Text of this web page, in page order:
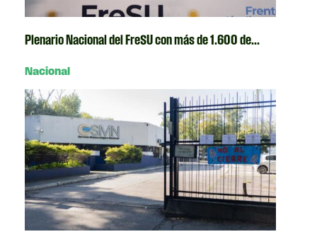
Plenario Nacional del FreSU con más de 1.600 de...
Nacional